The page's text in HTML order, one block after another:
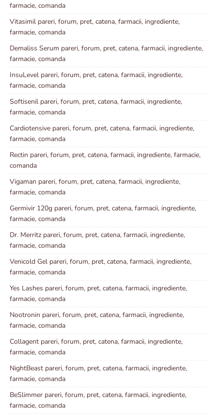
farmacie, comanda
Vitasimil pareri, forum, pret, catena, farmacii, ingrediente,
farmacie, comanda
Demaliss Serum pareri, forum, pret, catena, farmacii, ingrediente,
farmacie, comanda
InsuLevel pareri, forum, pret, catena, farmacii, ingrediente,
farmacie, comanda
Softisenil pareri, forum, pret, catena, farmacii, ingrediente,
farmacie, comanda
Cardiotensive pareri, forum, pret, catena, farmacii, ingrediente,
farmacie, comanda
Rectin pareri, forum, pret, catena, farmacii, ingrediente, farmacie,
comanda
Vigaman pareri, forum, pret, catena, farmacii, ingrediente,
farmacie, comanda
Germivir 120g pareri, forum, pret, catena, farmacii, ingrediente,
farmacie, comanda
Dr. Merritz pareri, forum, pret, catena, farmacii, ingrediente,
farmacie, comanda
Venicold Gel pareri, forum, pret, catena, farmacii, ingrediente,
farmacie, comanda
Yes Lashes pareri, forum, pret, catena, farmacii, ingrediente,
farmacie, comanda
Nootronin pareri, forum, pret, catena, farmacii, ingrediente,
farmacie, comanda
Collagent pareri, forum, pret, catena, farmacii, ingrediente,
farmacie, comanda
NightBeast pareri, forum, pret, catena, farmacii, ingrediente,
farmacie, comanda
BeSlimmer pareri, forum, pret, catena, farmacii, ingrediente,
farmacie, comanda